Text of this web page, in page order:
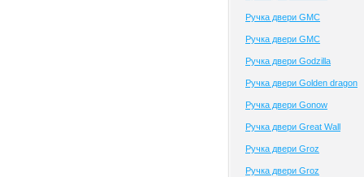
Ручка двери GMC
Ручка двери GMC
Ручка двери Godzilla
Ручка двери Golden dragon
Ручка двери Gonow
Ручка двери Great Wall
Ручка двери Groz
Ручка двери Groz